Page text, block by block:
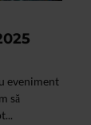
eveniment
să